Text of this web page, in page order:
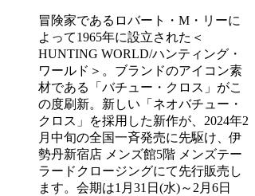
冒険家であるロバート・M・リーに
よって1965年に設立された＜
HUNTING WORLD/ハンティング・
ワールド＞。ブランドのアイコン素
材である「バチュー・クロス」がこ
の度刷新。新しい「ネオバチュー・
クロス」を採用した新作が、2024年2
月中旬の全国一斉発売に先駆け、伊
勢丹新宿店 メンズ館5階 メンズテー
ラードクロージングにて先行販売し
ます。会期は1月31日(水)～2月6日